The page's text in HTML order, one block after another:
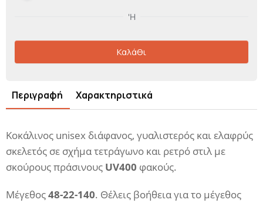
Καλάθι
Περιγραφή Χαρακτηριστικά
Κοκάλινος unisex διάφανος, γυαλιστερός και ελαφρύς
σκελετός σε σχήμα τετράγωνο και ρετρό στιλ με
σκούρους πράσινους UV400 φακούς.
Μέγεθος48-22-140. Θέλεις βοήθεια για το μέγεθος